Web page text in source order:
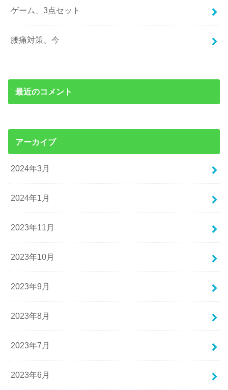
ゲーム、3点セット
腰痛対策、今
最近のコメント
アーカイブ
2024年3月
2024年1月
2023年11月
2023年10月
2023年9月
2023年8月
2023年7月
2023年6月